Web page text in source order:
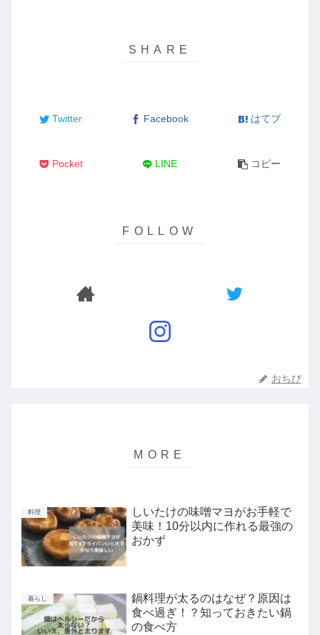
Twitter Facebook はてブ
Pocket LINE コピー
おちび
料理
しいたけの味噌マヨがお手軽で
美味！10分以内に作れる最強の
おかず
暮らし
鍋料理が太るのはなぜ？原因は
食べ過ぎ！？知っておきたい鍋
の食べ方